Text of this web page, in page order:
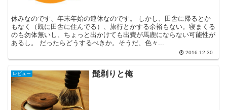
休みなのです、年末年始の連休なのです。 しかし、田舎に帰るとか
もなく（既に田舎に住んでる）、旅行とかする余裕もない。寝まくる
のも勿体無いし、ちょっと出かけても出費が馬鹿にならない可能性が
あるし。 だったらどうするべきか。そうだ、色々...
2016.12.30
レビュー 髭剃りと俺